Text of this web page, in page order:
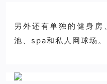
另外还有单独的健身
池、spa和私人网球场。